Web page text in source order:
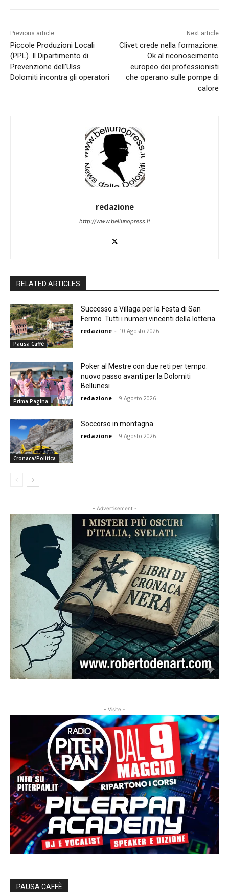
Previous article
Piccole Produzioni Locali
(PPL). Il Dipartimento di
Prevenzione dell’Ulss
Dolomiti incontra gli operatori
Next article
Clivet crede nella formazione.
Ok al riconoscimento
europeo dei professionisti
che operano sulle pompe di
calore
redazione
http://www.bellunopress.it
RELATED ARTICLES
Pausa Caffè
Successo a Villaga per la Festa di San
Fermo. Tutti i numeri vincenti della lotteria
redazione - 10 Agosto 2026
Prima Pagina
Poker al Mestre con due reti per tempo:
nuovo passo avanti per la Dolomiti
Bellunesi
redazione - 9 Agosto 2026
Cronaca/Politica
Soccorso in montagna
redazione - 9 Agosto 2026
- Advertisement -
- Visite -
PAUSA CAFFÈ